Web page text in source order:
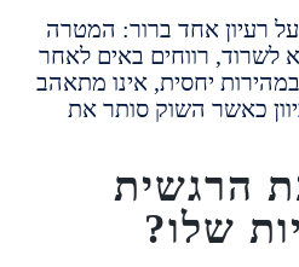
אחד ברור:המטרה
רווחים באים לאחר
אינו מתאהב
השוק סותר את